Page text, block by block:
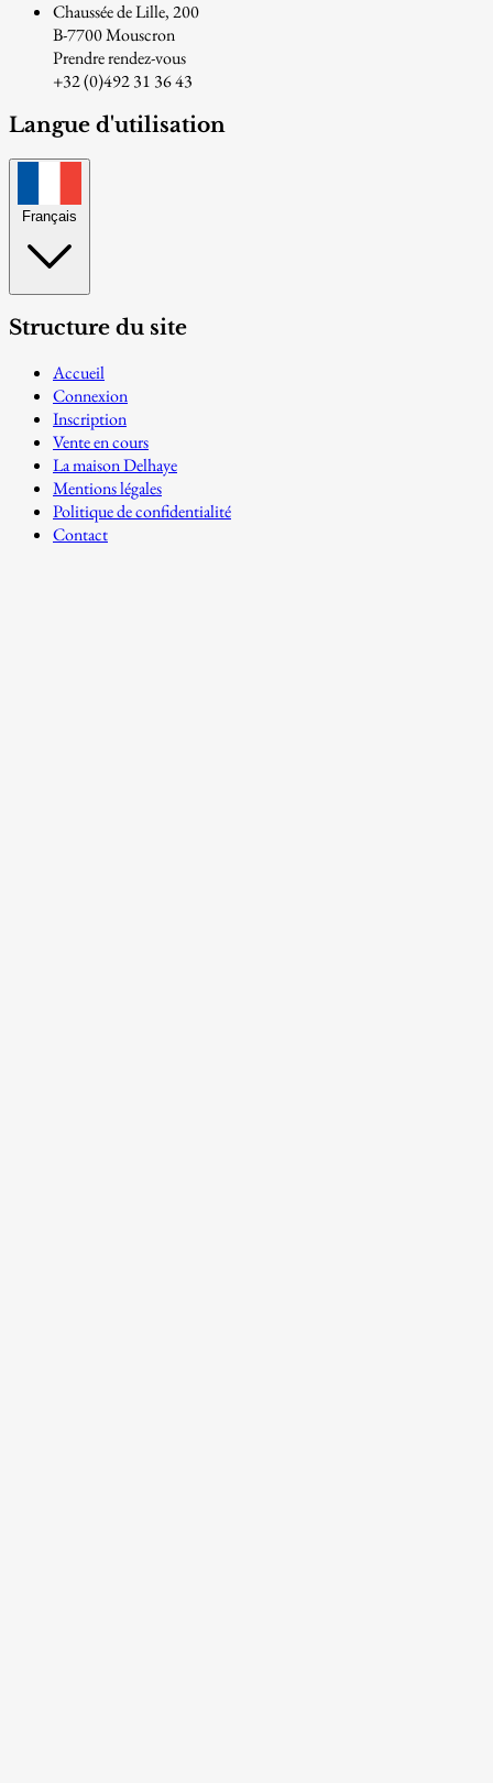
Chaussée de Lille, 200
B-7700 Mouscron
Prendre rendez-vous
+32 (0)492 31 36 43
Langue d'utilisation
Français
Structure du site
Accueil
Connexion
Inscription
Vente en cours
La maison Delhaye
Mentions légales
Politique de confidentialité
Contact